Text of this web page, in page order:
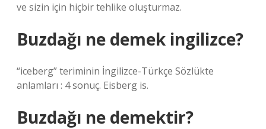
ve sizin için hiçbir tehlike oluşturmaz.
Buzdağı ne demek ingilizce?
“iceberg” teriminin İngilizce-Türkçe Sözlükte
anlamları : 4 sonuç. Eisberg is.
Buzdağı ne demektir?